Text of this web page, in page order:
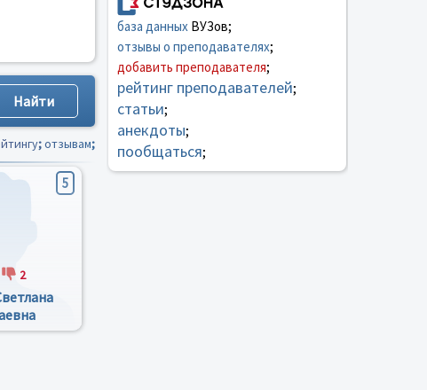
;отзывам;
5
2
база данныхВУЗов;
отзывы о преподавателях;
добавить преподавателя;
рейтинг преподавателей;
статьи;
анекдоты;
пообщаться;